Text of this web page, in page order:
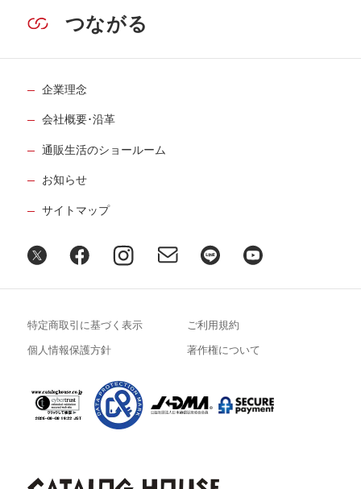
つながる
企業理念
会社概要･沿革
通販生活のショールーム
お知らせ
サイトマップ
特定商取引に基づく表示 ご利用規約
個人情報保護方針 著作権について